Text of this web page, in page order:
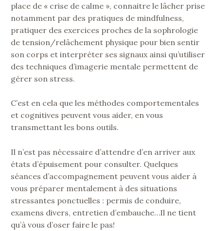
place de « crise de calme », connaitre le lâcher prise
notamment par des pratiques de mindfulness,
pratiquer des exercices proches de la sophrologie
de tension/relâchement physique pour bien sentir
son corps et interpréter ses signaux ainsi qu’utiliser
des techniques d’imagerie mentale permettent de
gérer son stress.
C’est en cela que les méthodes comportementales
et cognitives peuvent vous aider, en vous
transmettant les bons outils.
Il n’est pas nécessaire d’attendre d’en arriver aux
états d’épuisement pour consulter. Quelques
séances d’accompagnement peuvent vous aider à
vous préparer mentalement à des situations
stressantes ponctuelles : permis de conduire,
examens divers, entretien d’embauche…Il ne tient
qu’à vous d’oser faire le pas!